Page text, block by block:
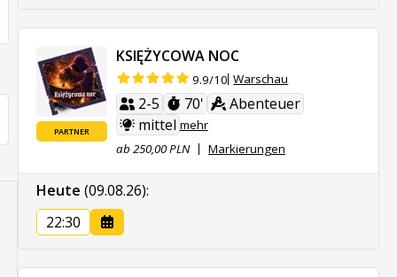
PARTNER
KSIĘŻYCOWA NOC
9.9/10 Warschau
2-5 70'
Abenteuer
mittel mehr
ab 250,00 PLN
Markierungen
Heute (09.08.26):
22:30